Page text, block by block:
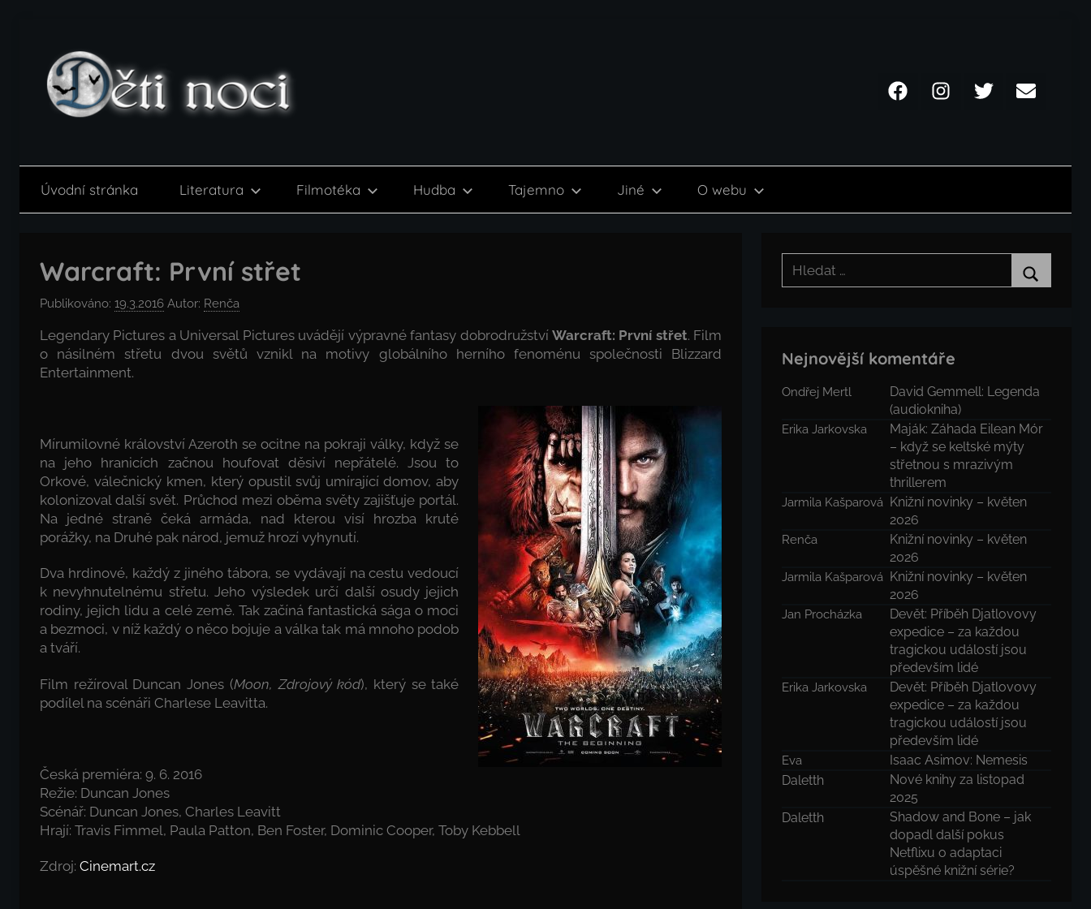
obsahu
noci
FacebookInstagramTwitterEmail
Úvodní stránka Literatura Filmotéka Hudba Tajemno Jiné O webu
Warcraft: První střet
Publikováno: 19.3.2016 Autor: Renča
Legendary Pictures a Universal Pictures uvádějí výpravné fantasy dobrodružstvíWarcraft: První střet. Film
o násilném střetu dvou světů vznikl na motivy globálního herního fenoménu společnosti Blizzard
Entertainment.
Mírumilovné království Azeroth se ocitne na pokraji války, když se
na jeho hranicích začnou houfovat děsiví nepřátelé. Jsou to
Orkové, válečnický kmen, který opustil svůj umírající domov, aby
kolonizoval další svět. Průchod mezi oběma světy zajišťuje portál.
Na jedné straně čeká armáda, nad kterou visí hrozba kruté
porážky, na Druhé pak národ, jemuž hrozí vyhynutí.
Dva hrdinové, každý z jiného tábora, se vydávají na cestu vedoucí
k nevyhnutelnému střetu. Jeho výsledek určí další osudy jejich
rodiny, jejich lidu a celé země. Tak začíná fantastická sága o moci
a bezmoci, v níž každý o něco bojuje a válka tak má mnoho podob
a tváří.
Film režíroval Duncan Jones (Moon, Zdrojový kód), který se také
podílel na scénáři Charlese Leavitta.
Česká premiéra: 9. 6. 2016
Režie: Duncan Jones
Scénář: Duncan Jones, Charles Leavitt
Hrají: Travis Fimmel, Paula Patton, Ben Foster, Dominic Cooper, Toby Kebbell
Zdroj: Cinemart.cz
Hledat:
Nejnovější komentáře
Ondřej Mertl
David Gemmell: Legenda
(audiokniha)
Erika Jarkovska
Maják: Záhada Eilean Mór
– když se keltské mýty
střetnou s mrazivým
thrillerem
Jarmila Kašparová Knižní novinky – květen
2026
Renča
Knižní novinky – květen
2026
Jarmila Kašparová Knižní novinky – květen
2026
Jan Procházka
Devět: Příběh Djatlovovy
expedice – za každou
tragickou událostí jsou
především lidé
Erika Jarkovska
Devět: Příběh Djatlovovy
expedice – za každou
tragickou událostí jsou
především lidé
Eva
Isaac Asimov: Nemesis
Daletth
Nové knihy za listopad
2025
Daletth
Shadow and Bone – jak
dopadl další pokus
Netflixu o adaptaci
úspěšné knižní série?